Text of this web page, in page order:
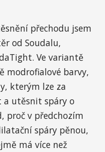
přechodu jsem
od Soudalu,
Ve variantě
modrofialové barvy,
kterým lze za
a utěsnit spáry o
proč v předchozím
spáry pěnou,
má více než